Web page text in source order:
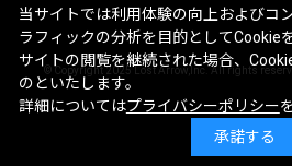
© Copyright 2025 Lost Arrow,Inc. All rights
当サイトでは利用体験の向上およびコ
ラフィックの分析を目的としてCookie
サイトの閲覧を継続された場合、
のといたします。
詳細についてはプライバシーポリシー
承諾する